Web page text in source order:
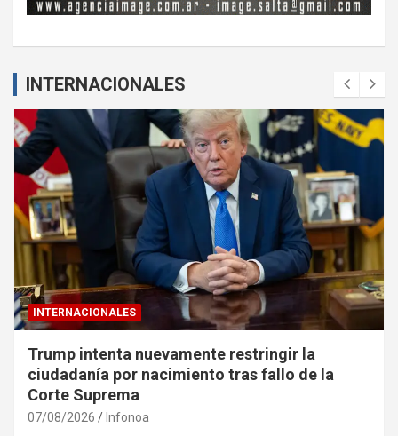
INTERNACIONALES
INTERNACIONALES
Detuvieron en Salta al abogado Diego Chacón
tras volver de EE.UU. con pedido de captura
06/08/2026 Infonoa